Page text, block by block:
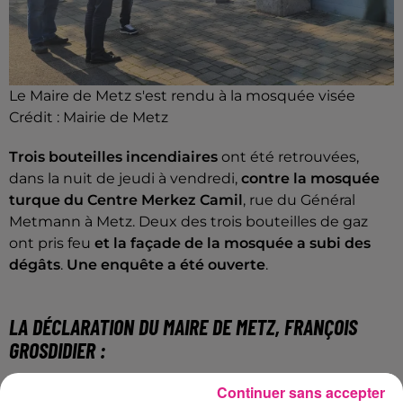
Le Maire de Metz s'est rendu à la mosquée visée
Crédit : Mairie de Metz
Trois bouteilles incendiaires ont été retrouvées,
dans la nuit de jeudi à vendredi, contre la mosquée
turque du Centre Merkez Camil , rue du Général
Metmann à Metz. Deux des trois bouteilles de gaz
ont pris feu et la façade de la mosquée a subi des
dégâts. Une enquête a été ouverte.
LA DÉCLARATION DU MAIRE DE METZ, FRANÇOIS
GROSDIDIER :
Continuer sans accepter